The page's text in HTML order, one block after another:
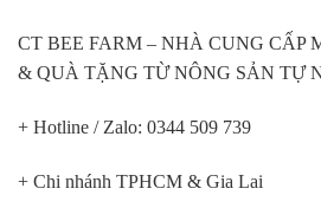
CT BEE FARM – NHÀ CUNG CẤP
& QUÀ TẶNG TỪ NÔNG SẢN TỰ
+ Hotline / Zalo: 0344 509 739
+ Chi nhánh TPHCM & Gia Lai